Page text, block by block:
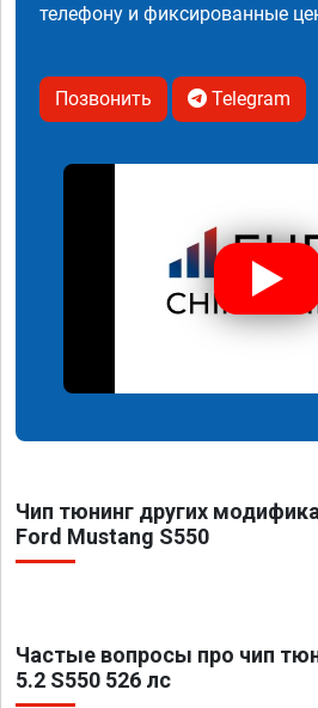
телефону и фиксированные
Позвонить Telegram
Чип тюнинг других
Ford Mustang S550
Частые вопросы про чип
5.2 S550 526 лс